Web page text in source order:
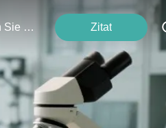
Treten Sie Mit Uns In Verbindung Zitat